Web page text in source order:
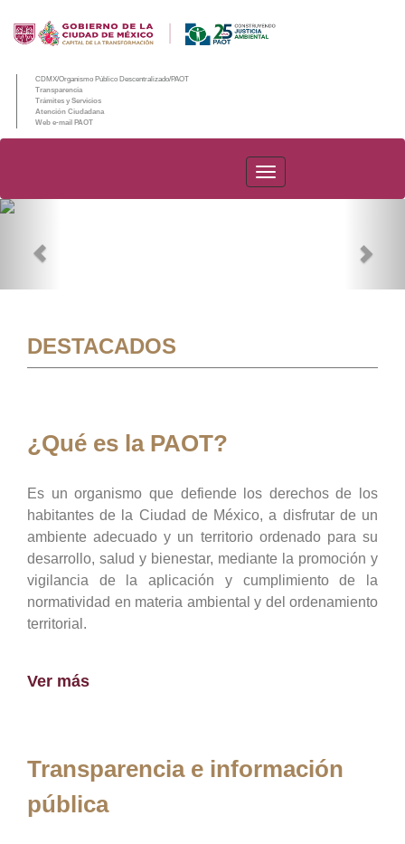
CDMX/Organismo Público Descentralizado/PAOT
Transparencia
Trámites y Servicios
Atención Ciudadana
Web e-mail PAOT
PAOT
DESTACADOS
¿Qué es la PAOT?
Es un organismo que defiende los derechos de los
habitantes de la Ciudad de México, a disfrutar de un
ambiente adecuado y un territorio ordenado para su
desarrollo, salud y bienestar, mediante la promoción y
vigilancia de la aplicación y cumplimiento de la
normatividad en materia ambiental y del ordenamiento
territorial.
Ver más
Transparencia e información
pública